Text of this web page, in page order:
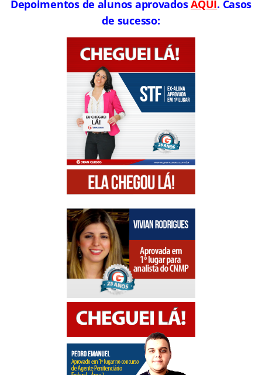
Depoimentos de alunos aprovadosAQUI. Casos
de sucesso: